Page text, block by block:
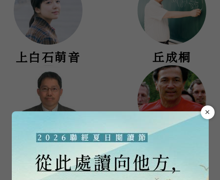
上白石萌音 丘成桐
丘為君 丹尼‧爵爾
×